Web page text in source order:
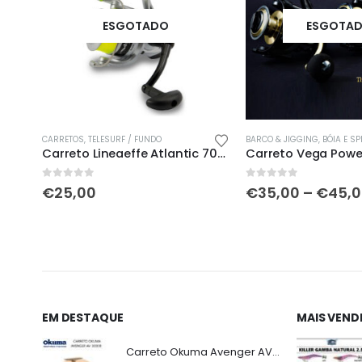
ESGOTADO
CARRETOS, TELESURF / FUNDO
Carreto Lineaeffe Atlantic 7000FD
out of 5
€25,00
This product has multiple variants. The options may be chosen on the product page
BARCO & JIGGING, BÓIA E
out of 5
€35,00 – €
EM DESTAQUE
Carreto Okuma Avenger AV 3000 B
MAIS